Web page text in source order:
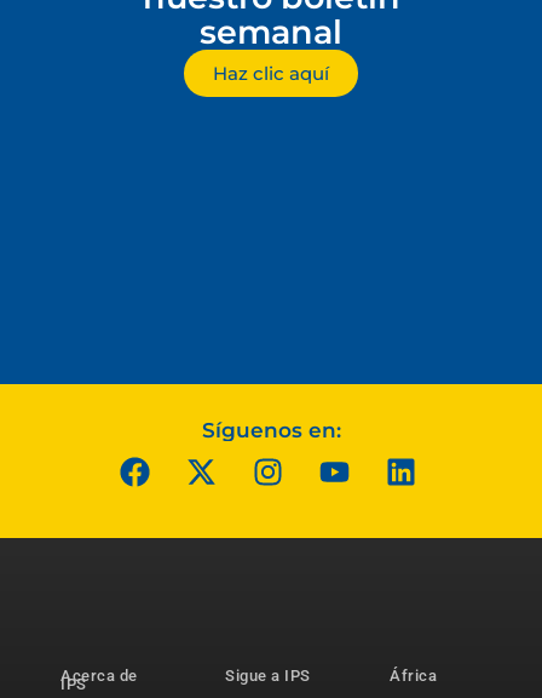
semanal
Haz clic aquí
Síguenos en:
Acerca de
IPS
Sigue a IPS
África